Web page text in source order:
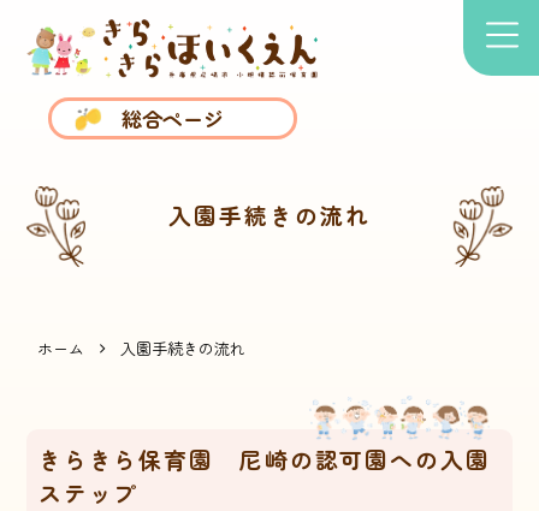
総合ページ
入園手続きの流れ
ホーム 入園手続きの流れ
きらきら保育園 尼崎の認可園への入園
ステップ